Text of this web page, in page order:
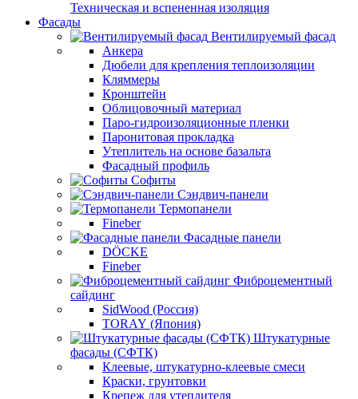
Техническая и вспененная изоляция
Фасады
Вентилируемый фасад
Анкера
Дюбели для крепления теплоизоляции
Кляммеры
Кронштейн
Облицовочный материал
Паро-гидроизоляционные пленки
Паронитовая прокладка
Утеплитель на основе базальта
Фасадный профиль
Софиты
Сэндвич-панели
Термопанели
Fineber
Фасадные панели
DÖCKE
Fineber
Фиброцементный
сайдинг
SidWood (Россия)
TORAY (Япония)
Штукатурные
фасады (СФТК)
Клеевые, штукатурно-клеевые смеси
Краски, грунтовки
Крепеж для утеплителя